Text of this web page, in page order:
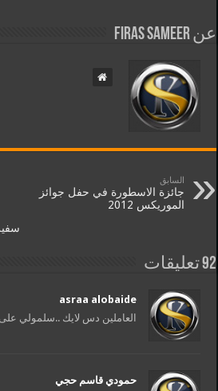
عن Firas Sameer
السابق
جائزة الاسطورة في حفل جوائز
الموريكس 2012
92 تعليقات
asraa alobaide
العاملين دس لايك ..سلمولي
حمودي قاسم حجي